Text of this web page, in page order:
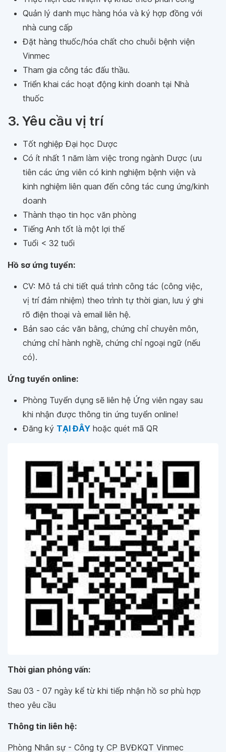
Quản lý danh mục hàng hóa và ký hợp đồng với
nhà cung cấp
Đặt hàng thuốc/hóa chất cho chuỗi bệnh viện
Vinmec
Tham gia công tác đấu thầu.
Triển khai các hoạt động kinh doanh tại Nhà
thuốc
3. Yêu cầu vị trí
Tốt nghiệp Đại học Dược
Có ít nhất 1 năm làm việc trong ngành Dược (ưu
tiên các ứng viên có kinh nghiệm bệnh viện và
kinh nghiệm liên quan đến công tác cung ứng/kinh
doanh
Thành thạo tin học văn phòng
Tiếng Anh tốt là một lợi thế
Tuổi < 32 tuổi
Hồ sơ ứng tuyển:
CV: Mô tả chi tiết quá trình công tác (công việc,
vị trí đảm nhiệm) theo trình tự thời gian, lưu ý ghi
rõ điện thoại và email liên hệ.
Bản sao các văn bằng, chứng chỉ chuyên môn,
chứng chỉ hành nghề, chứng chỉ ngoại ngữ (nếu
có).
Ứng tuyển online:
Phòng Tuyển dụng sẽ liên hệ Ứng viên ngay sau
khi nhận được thông tin ứng tuyển online!
Đăng ký TẠI ĐÂY hoặc quét mã QR
Thời gian phỏng vấn:
Sau 03 - 07 ngày kể từ khi tiếp nhận hồ sơ phù hợp
theo yêu cầu
Thông tin liên hệ:
Phòng Nhân sự - Công ty CP BVĐKQT Vinmec